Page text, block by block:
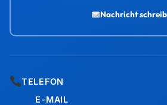
Nachricht
TELEFON
E-MAIL